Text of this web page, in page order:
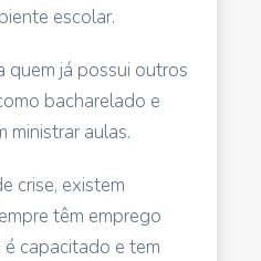
escolar.
quem já possui outros
bacharelado e
ministrar aulas.
crise, existem
têm emprego
capacitado e tem